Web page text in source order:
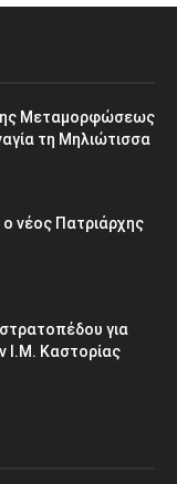
Μεταμορφώσεως
τη Μηλιώτισσα
νέος Πατριάρχης
για
Ι.Μ. Καστορίας